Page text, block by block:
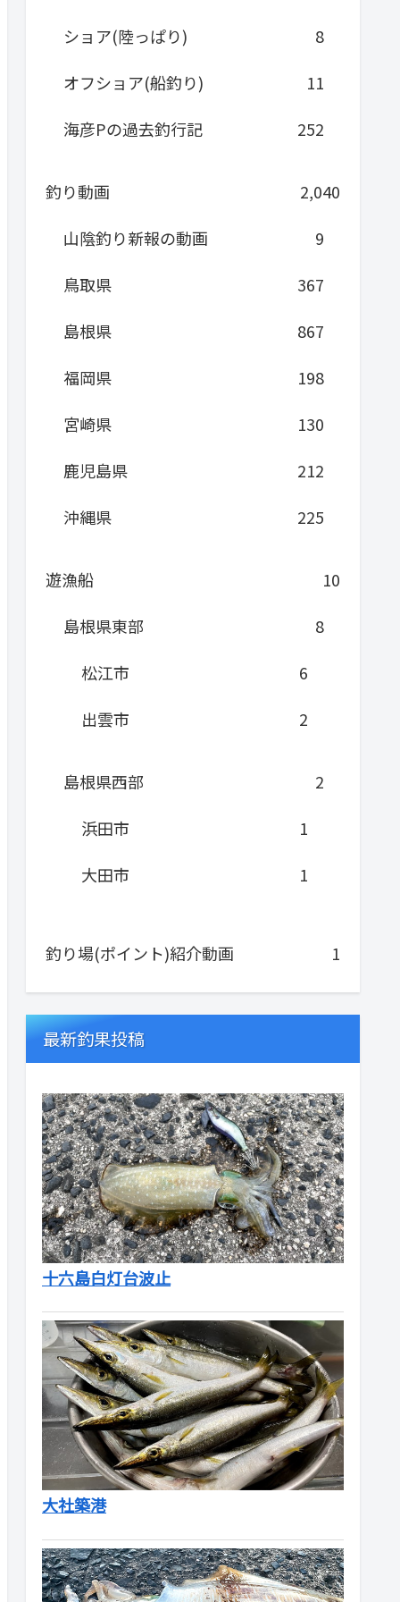
ショア(陸っぱり)
8
オフショア(船釣り)
11
海彦Pの過去釣行記
252
釣り動画
2,040
山陰釣り新報の動画
9
鳥取県
367
島根県
867
福岡県
198
宮崎県
130
鹿児島県
212
沖縄県
225
遊漁船
10
島根県東部
8
松江市
6
出雲市
2
島根県西部
2
浜田市
1
大田市
1
釣り場(ポイント)紹介動画 1
最新釣果投稿
十六島白灯台波止
大社築港